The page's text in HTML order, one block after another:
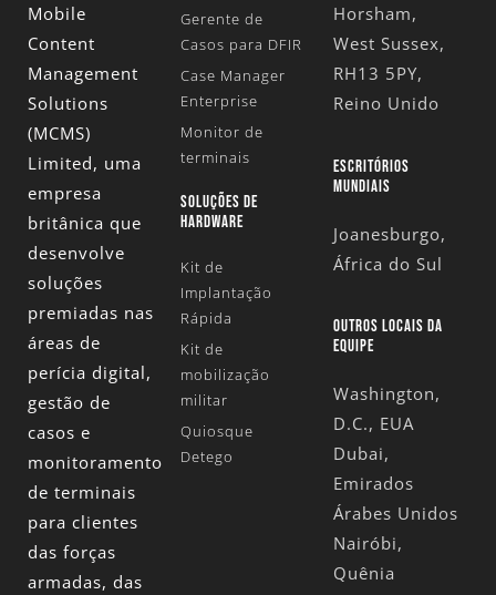
Mobile
Content
Management
Solutions
(MCMS)
Limited, uma
empresa
britânica que
desenvolve
soluções
premiadas nas
áreas de
perícia digital,
gestão de
casos e
monitoramento
de terminais
para clientes
das forças
armadas, das
Gerente de
Casos para DFIR
Case Manager
Enterprise
Monitor de
terminais
SOLUÇÕES DE
HARDWARE
Kit de
Implantação
Rápida
Kit de
mobilização
militar
Quiosque
Detego
Horsham,
West Sussex,
RH13 5PY,
Reino Unido
ESCRITÓRIOS
MUNDIAIS
Joanesburgo,
África do Sul
OUTROS LOCAIS DA
EQUIPE
Washington,
D.C., EUA
Dubai,
Emirados
Árabes Unidos
Nairóbi,
Quênia